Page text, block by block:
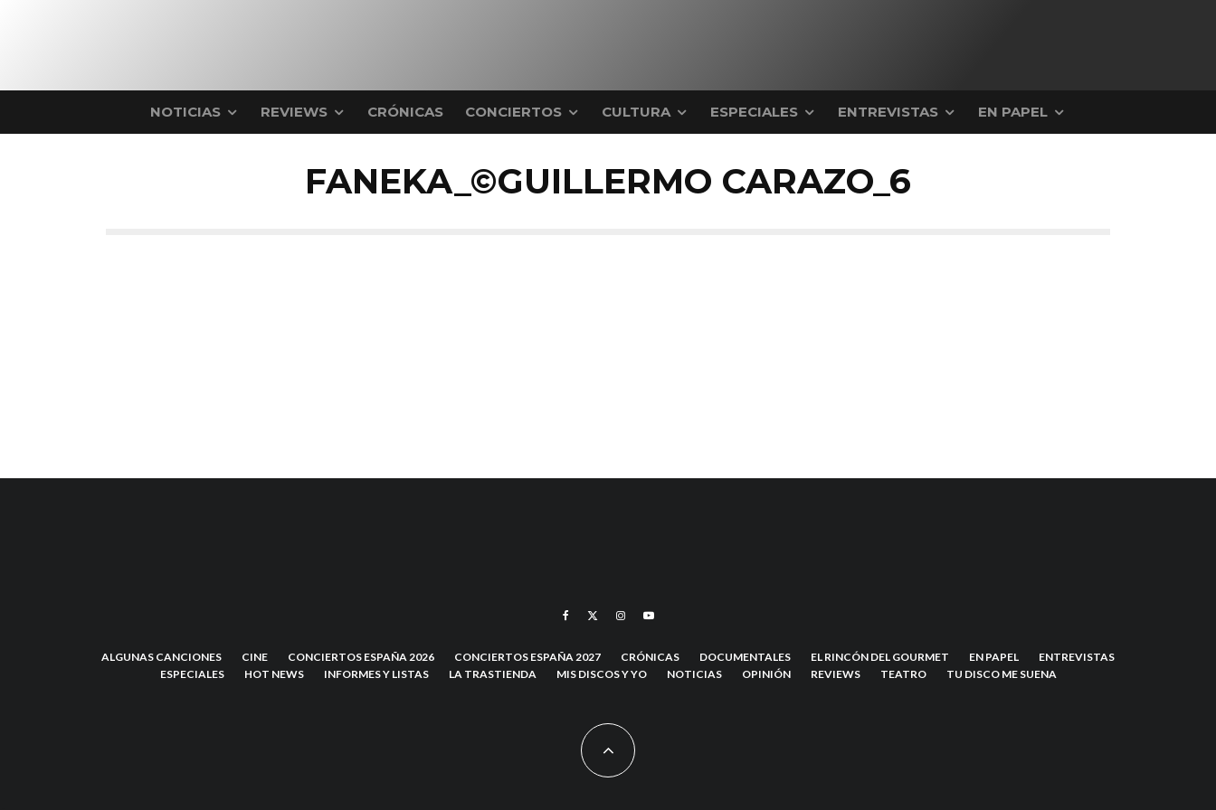
NOTICIAS REVIEWS CRÓNICAS CONCIERTOS CULTURA ESPECIALES ENTREVISTAS EN PAPEL
FANEKA_©GUILLERMO CARAZO_6
ALGUNAS CANCIONES CINE CONCIERTOS ESPAÑA 2026 CONCIERTOS ESPAÑA 2027 CRÓNICAS DOCUMENTALES EL RINCÓN DEL GOURMET EN PAPEL
ENTREVISTAS
ESPECIALES
HOT NEWS INFORMES Y LISTAS LA TRASTIENDA MIS DISCOS Y YO NOTICIAS OPINIÓN REVIEWS TEATRO TU DISCO ME SUENA